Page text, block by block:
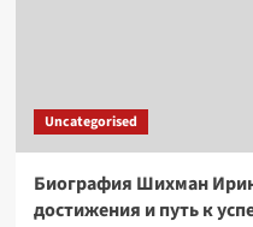
Uncategorised
Биография Шихман
достижения и путь к